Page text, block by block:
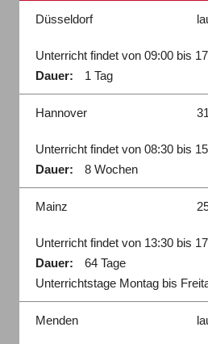
Düsseldorf
Unterricht findet von 09:00 bis
Dauer:
1 Tag
Hannover
Unterricht findet von 08:30 bis
Dauer:
8 Wochen
Mainz
Unterricht findet von 13:30 bis
Dauer:
64 Tage
Unterrichtstage Montag bis
Menden